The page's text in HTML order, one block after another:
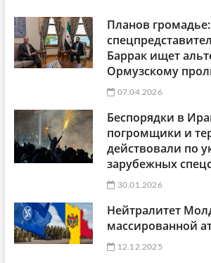
Планов громадье:
Баррак ищет
Ормузскому
07.04.2026
Беспорядки в
погромщики и
действовали по
зарубежных
30.01.2026
Нейтралитет
массированной
12.12.2025